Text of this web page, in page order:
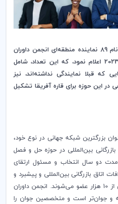
منطقه
ای انجمن داوران
) را برای سال 2021-2023 اعلام نمود، که این تعداد، شامل
که قبلا نمایندگی نداشته‌اند، نیز
در این حوزه برای قاره آفریقا تشکیل
بزرگترین شبکه جهانی در نوع خود،
بین‌المللی در حوزه حل و فصل
مدت دو سال انتخاب و مسئول ارتقای
اتاق بازرگانی بین‌المللی و پیشبرد و
توسعه شبکه‌ای مشتمل بر بیش از 10 هزار عضو می‌شوند. انجمن داوران
و جوان‌تر است و متخصصین جوان را